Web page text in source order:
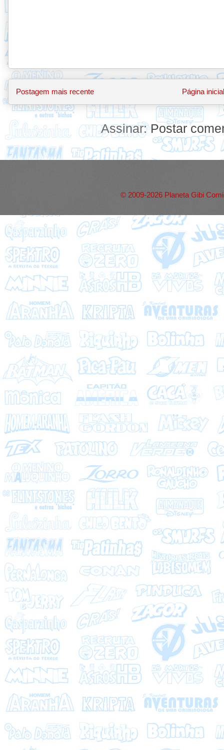
Postagem mais recente Página inicial
Assinar:Postar
© 2009-2026 Planeta Gibi